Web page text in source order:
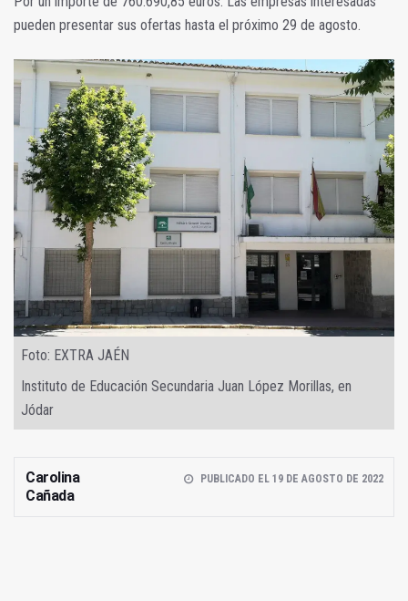
pueden presentar sus ofertas hasta el próximo 29 de agosto.
Foto: EXTRA JAÉN
Instituto de Educación Secundaria Juan López Morillas, en
Jódar
Carolina
Cañada
PUBLICADO EL 19 DE AGOSTO DE 2022